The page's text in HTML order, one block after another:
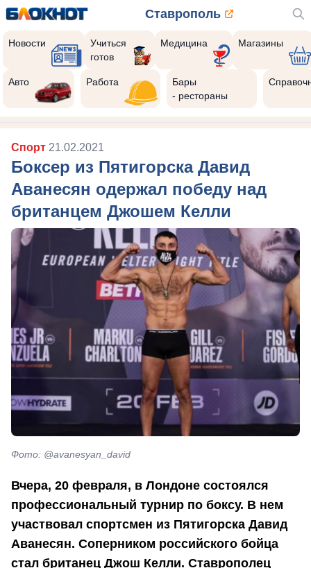
Ставрополь
Новости
Учиться
готов
Медицина Магазины
Авто Работа
Бары
- рестораны
Спорт 21.02.2021
Боксер из Пятигорска Давид
Аванесян одержал победу над
британцем Джошем Келли
Фото: @avanesyan_david
Вчера, 20 февраля, в Лондоне состоялся
профессиональный турнир по боксу. В нем
участвовал спортсмен из Пятигорска Давид
Аванесян. Соперником российского бойца
стал британец Джош Келли. Ставрополец